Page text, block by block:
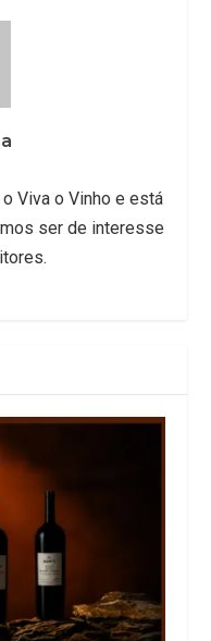
Viva o Vinho e está
ser de interesse